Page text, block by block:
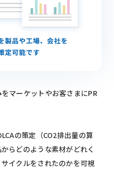
マーケットやお客さまにPR
の策定（CO2排出量の算
らどのような素材がどれく
イクルをされたのかを可視